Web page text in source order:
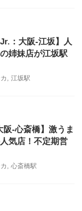
：大阪-江坂】人
姉妹店が江坂駅
, 江坂駅
阪-心斎橋】激うま
気店！不定期営
, 心斎橋駅